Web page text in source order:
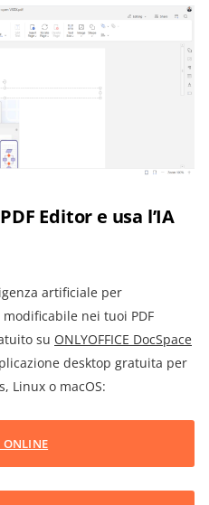
Editor e usa l’IA
artificiale per
nei tuoi PDF
su ONLYOFFICE DocSpace
desktop gratuita per
Linux o macOS: